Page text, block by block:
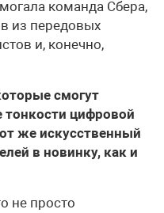
команда Сбера,
из передовых
и, конечно,
смогут
цифровой
же искусственный
в новинку, как и
не просто